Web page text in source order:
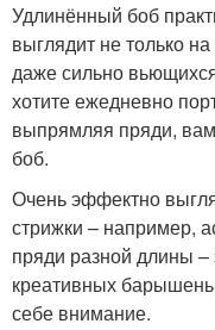
Удлинённый боб
выглядит не только
даже сильно
хотите ежедневно
выпрямляя пряди,
боб.
Очень эффектно
стрижки – например,
пряди разной длины
креативных
себе внимание.